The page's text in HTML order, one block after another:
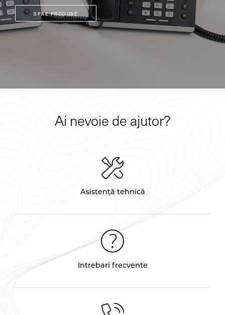
SPRE PRODUSE
Ai nevoie de ajutor?
Asistență tehnică
Intrebari frecvente